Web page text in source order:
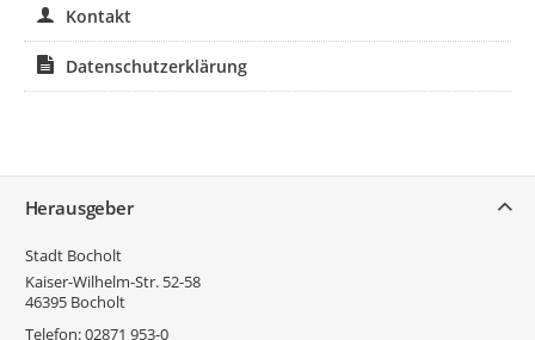
Kontakt
Datenschutzerklärung
Herausgeber
Stadt Bocholt
Kaiser-Wilhelm-Str. 52-58
46395 Bocholt
Telefon:02871 953-0